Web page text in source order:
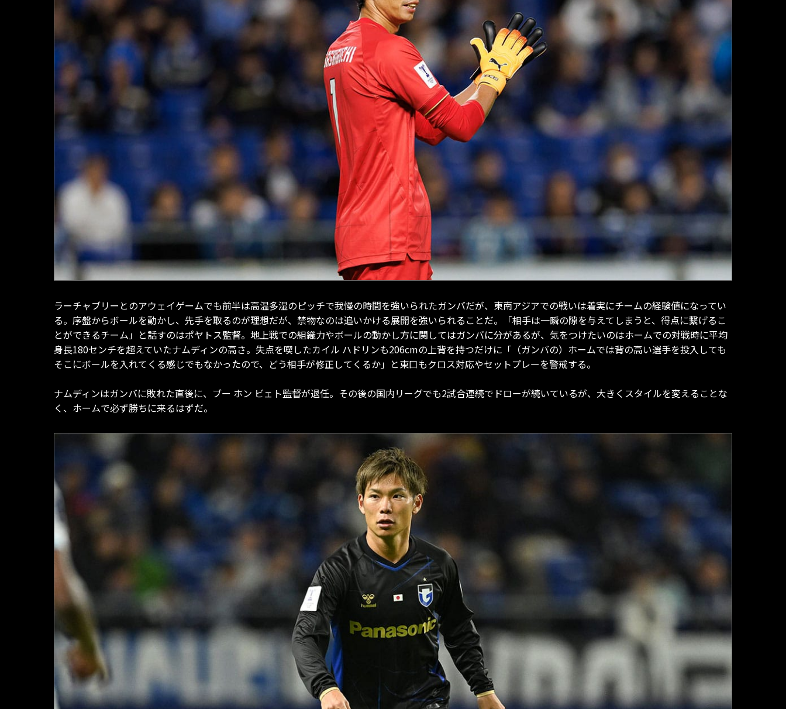
ラーチャブリーとのアウェイゲームでも前半は高温多湿のピッチで我慢の時間を強いられたガンバだが、東南アジアでの戦いは着実にチームの経験値になってい
る。序盤からボールを動かし、先手を取るのが理想だが、禁物なのは追いかける展開を強いられることだ。「相手は一瞬の隙を与えてしまうと、得点に繋げるこ
とができるチーム」と話すのはポヤトス監督。地上戦での組織力やボールの動かし方に関してはガンバに分があるが、気をつけたいのはホームでの対戦時に平均
身長180センチを超えていたナムディンの高さ。失点を喫したカイル ハドリンも206cmの上背を持つだけに「（ガンバの）ホームでは背の高い選手を投入しても
そこにボールを入れてくる感じでもなかったので、どう相手が修正してくるか」と東口もクロス対応やセットプレーを警戒する。
ナムディンはガンバに敗れた直後に、ブー ホン ビェト監督が退任。その後の国内リーグでも2試合連続でドローが続いているが、大きくスタイルを変えることな
く、ホームで必ず勝ちに来るはずだ。